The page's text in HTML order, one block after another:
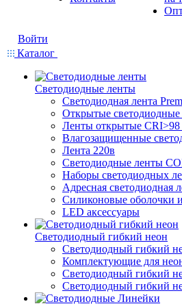
Войти
Каталог
Светодиодные ленты
Светодиодная лента
Открытые
Ленты открытые
Влагозащищенные
Лента 220в
Светодиодные ленты
Наборы светодиодных
Адресная светодиодная
Силиконовые оболочки
LED аксессуары
Светодиодный гибкий неон
Светодиодный гибкий
Комплектующие для
Светодиодный гибкий
Светодиодный гибкий